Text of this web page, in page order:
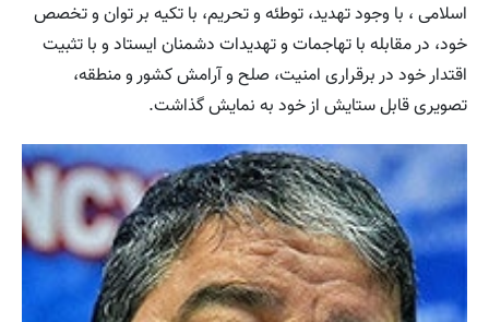
اسلامی ، با وجود تهدید، توطئه‌ و تحریم‌، با تکیه بر توان و تخصص
خود، در مقابله با تهاجمات و تهدیدات دشمنان ایستاد و با تثبیت
اقتدار خود در برقراری امنیت، صلح و آرامش کشور و منطقه،
تصویری قابل ستایش از خود به نمایش گذاشت.